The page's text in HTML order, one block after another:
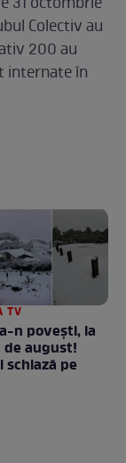
Colectiv au
200 au
internate în
TV
n povești, la
august!
schiază pe